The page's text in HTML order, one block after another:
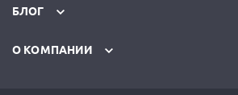
БЛОГ
О КОМПАНИИ